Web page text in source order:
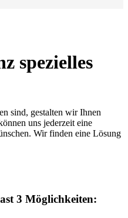
spezielles
sind, gestalten wir Ihnen
uns jederzeit eine
Wir finden eine Lösung
3 Möglichkeiten: